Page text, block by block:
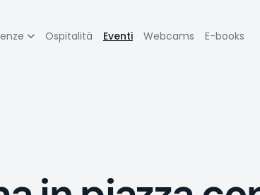
Ospitalità Eventi Webcams E-books